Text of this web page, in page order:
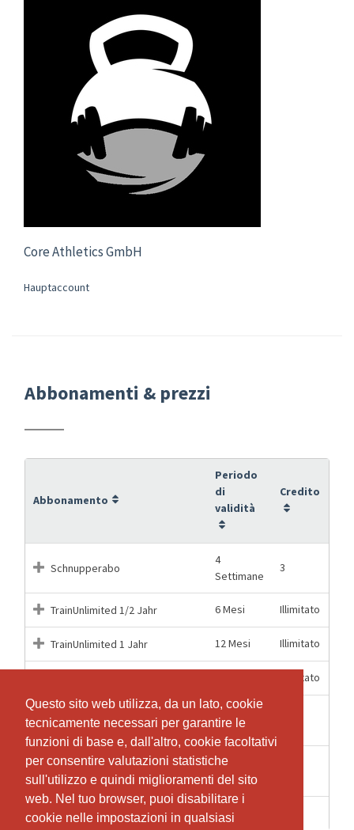
Questo sito web utilizza, da un lato, cookie
tecnicamente necessari per garantire le
funzioni di base e, dall'altro, cookie facoltativi
per consentire valutazioni statistiche
sull'utilizzo e quindi miglioramenti del sito
web. Nel tuo browser, puoi disabilitare i
cookie nelle impostazioni in qualsiasi
Questo sito web utilizza, da un lato, cookie
tecnicamente necessari per garantire le
funzioni di base e, dall'altro, cookie facoltativi
per consentire valutazioni statistiche
sull'utilizzo e quindi miglioramenti del sito
web. Nel tuo browser, puoi disabilitare i
cookie nelle impostazioni in qualsiasi
Core Athletics GmbH
Hauptaccount
Abbonamenti & prezzi
Abbonamento
Periodo
di
validità
Credito
Schnupperabo
4
Settimane
3
TrainUnlimited 1/2 Jahr 6 Mesi Illimitato
TrainUnlimited 1 Jahr 12 Mesi Illimitato
Illimitato
TrainUnlimited Eintrittsblock 10-
er
12 Mesi
TrainUnlimited Eintrittsblock 5-
er
TrainUnlimited Einzeleintritt 1 Mesi